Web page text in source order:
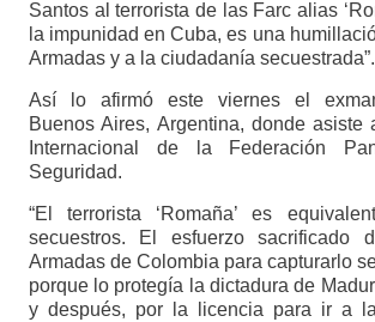
Santos al terrorista de las Farc alias
la impunidad en Cuba, es una
Armadas y a la ciudadanía secuestrada”.
Así lo afirmó este viernes el
Buenos Aires, Argentina, donde asiste
Internacional de la Federación
Seguridad.
“El terrorista ‘Romaña’ es
secuestros. El esfuerzo sacrificado
Armadas de Colombia para capturarlo
porque lo protegía la dictadura de
y después, por la licencia para ir a